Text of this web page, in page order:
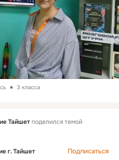
3 класса
Тайшетподелился темой
г. Тайшет Подписаться